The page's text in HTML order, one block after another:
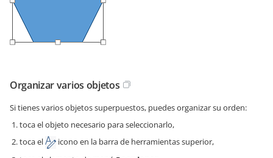
Organizar varios objetos
Si tienes varios objetos superpuestos, puedes organizar su orden:
toca el objeto necesario para seleccionarlo,
toca el
icono en la barra de herramientas superior,